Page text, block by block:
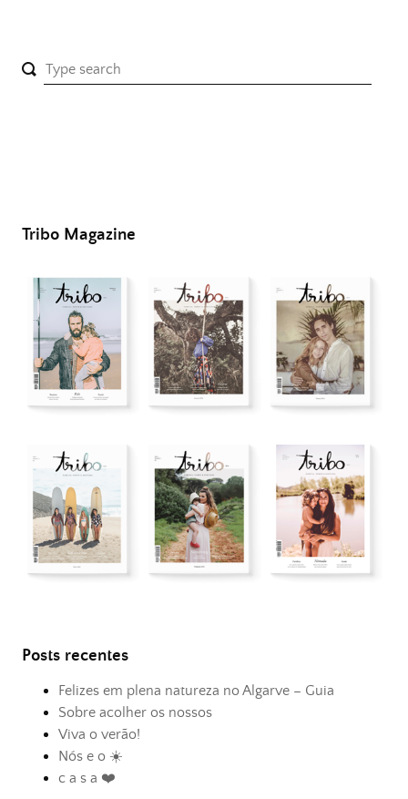
Tribo Magazine
Posts recentes
Felizes em plena natureza no Algarve – Guia
Sobre acolher os nossos
Viva o verão!
Nós e o ☀️
c a s a ❤️